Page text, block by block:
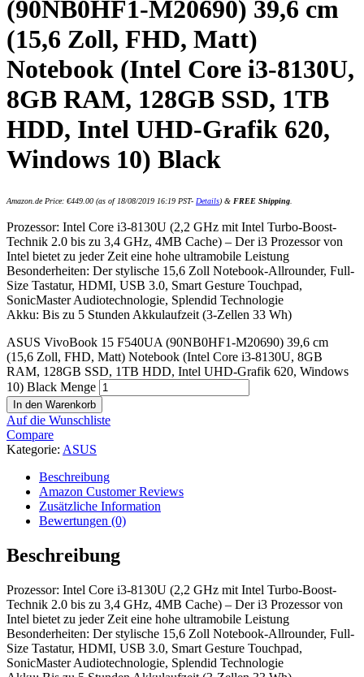
(90NB0HF1-M20690) 39,6 cm
(15,6 Zoll, FHD, Matt)
Notebook (Intel Core i3-8130U,
8GB RAM, 128GB SSD, 1TB
HDD, Intel UHD-Grafik 620,
Windows 10) Black
Amazon.de Price: €449.00 (as of 18/08/2019 16:19 PST- Details) & FREE Shipping
Prozessor: Intel Core i3-8130U (2,2 GHz mit Intel Turbo-Boost-
Technik 2.0 bis zu 3,4 GHz, 4MB Cache) – Der i3 Prozessor von
Intel bietet zu jeder Zeit eine hohe ultramobile Leistung
Besonderheiten: Der stylische 15,6 Zoll Notebook-Allrounder, Full-
Size Tastatur, HDMI, USB 3.0, Smart Gesture Touchpad,
SonicMaster Audiotechnologie, Splendid Technologie
Akku: Bis zu 5 Stunden Akkulaufzeit (3-Zellen 33 Wh)
ASUS VivoBook 15 F540UA (90NB0HF1-M20690) 39,6 cm
(15,6 Zoll, FHD, Matt) Notebook (Intel Core i3-8130U, 8GB
RAM, 128GB SSD, 1TB HDD, Intel UHD-Grafik 620, Windows
10) Black Menge
In den Warenkorb
Auf die Wunschliste
Compare
Kategorie: ASUS
Beschreibung
Amazon Customer Reviews
Zusätzliche Information
Bewertungen (0)
Beschreibung
Prozessor: Intel Core i3-8130U (2,2 GHz mit Intel Turbo-Boost-
Technik 2.0 bis zu 3,4 GHz, 4MB Cache) – Der i3 Prozessor von
Intel bietet zu jeder Zeit eine hohe ultramobile Leistung
Besonderheiten: Der stylische 15,6 Zoll Notebook-Allrounder, Full-
Size Tastatur, HDMI, USB 3.0, Smart Gesture Touchpad,
SonicMaster Audiotechnologie, Splendid Technologie